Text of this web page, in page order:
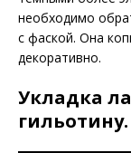
необходимо
с фаской. Она
декоративно.
Укладка
гильотину.